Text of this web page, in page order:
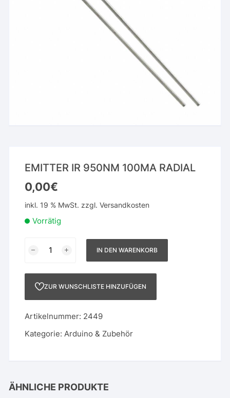
EMITTER IR 950NM 100MA RADIAL
0,00€
inkl. 19 % MwSt. zzgl.Versandkosten
Vorrätig
RADIAL
IN DEN WARENKORB
ZUR WUNSCHLISTE HINZUFÜGEN
Artikelnummer: 2449
Kategorie: Arduino & Zubehör
ÄHNLICHE PRODUKTE